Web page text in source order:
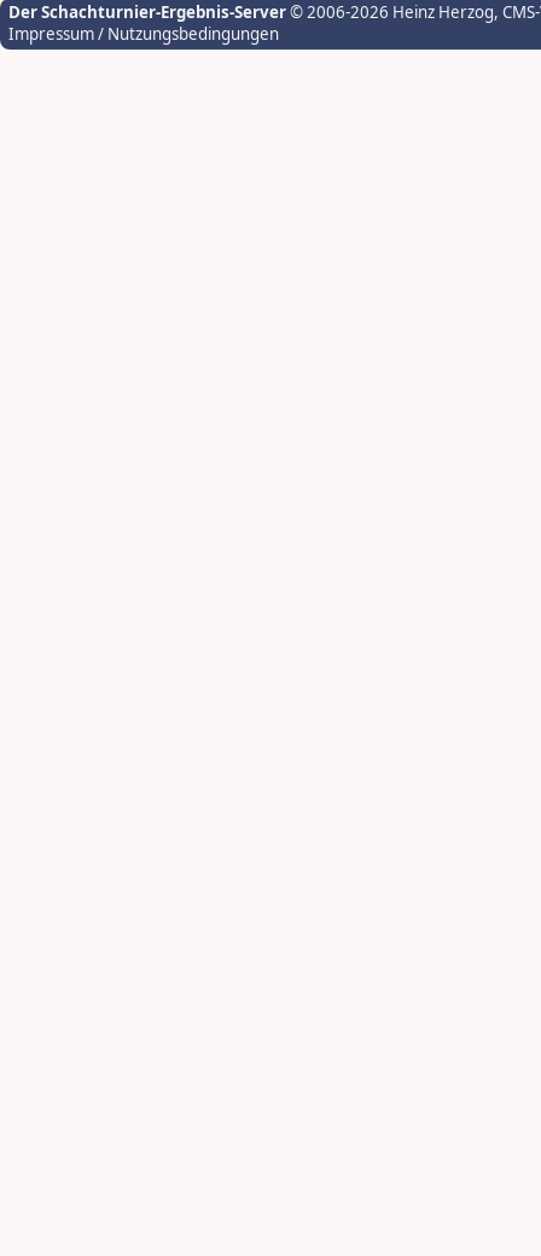
Der Schachturnier-Ergebnis-Server© 2006-2026 Heinz Herzog,
Impressum / Nutzungsbedingungen